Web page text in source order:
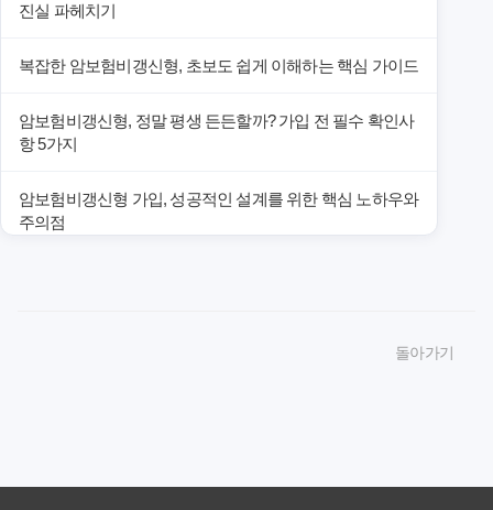
진실 파헤치기
복잡한 암보험비갱신형, 초보도 쉽게 이해하는 핵심 가이드
암보험비갱신형, 정말 평생 든든할까? 가입 전 필수 확인사
항 5가지
암보험비갱신형 가입, 성공적인 설계를 위한 핵심 노하우와
주의점
갱신형 암보험과 비갱신형, 어떤 차이가 있을까? 내게 맞는
돌아가기